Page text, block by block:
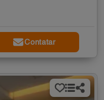
Contatar